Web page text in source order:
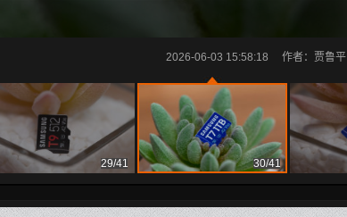
2026-06-03 15:58:18 作者：贾鲁平
29/41 30/41